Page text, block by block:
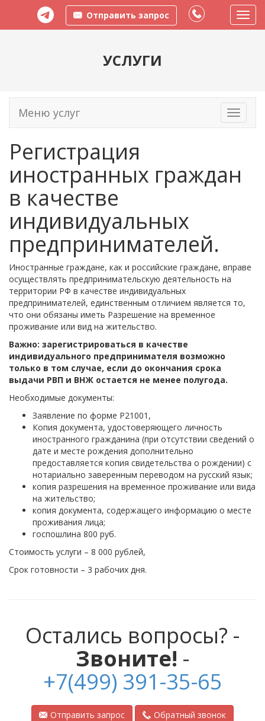
Отправить запрос
меню
УСЛУГИ
Toggle
Меню услуг
Регистрация
иностранных граждан
в качестве
индивидуальных
предпринимателей.
Иностранные граждане, как и российские граждане, вправе
осуществлять предпринимательскую деятельность на
территории РФ в качестве индивидуальных
предпринимателей, единственным отличием является то,
что они обязаны иметь Разрешение на временное
проживание или вид на жительство.
Важно: зарегистрироваться в качестве
индивидуального предпринимателя возможно
только в том случае, если до окончания срока
выдачи РВП и ВНЖ остается не менее полугода.
Необходимые документы:
Заявление по форме Р21001,
Копия документа, удостоверяющего личность
иностранного гражданина (при отсутствии сведений о
дате и месте рождения дополнительно
предоставляется копия свидетельства о рождении) с
нотариально заверенным переводом на русский язык;
копия разрешения на временное проживание или вида
на жительство;
копия документа, содержащего информацию о месте
проживания лица;
госпошлина 800 руб.
Стоимость услуги – 8 000 рублей,
Срок готовности – 3 рабочих дня.
Остались вопросы? -
Звоните! -
+7(499) 391-35-65
Отправить запрос Обратный звонок